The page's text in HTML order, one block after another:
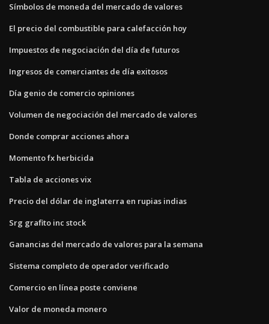
Símbolos de moneda del mercado de valores
El precio del combustible para calefacción hoy
Impuestos de negociación del día de futuros
Ingresos de comerciantes de día exitosos
Día genio de comercio opiniones
Volumen de negociación del mercado de valores
Donde comprar acciones ahora
Momento fx herbicida
Tabla de acciones vix
Precio del dólar de inglaterra en rupias indias
Srg grafito inc stock
Ganancias del mercado de valores para la semana
Sistema completo de operador verificado
Comercio en línea poste conviene
Valor de moneda monero